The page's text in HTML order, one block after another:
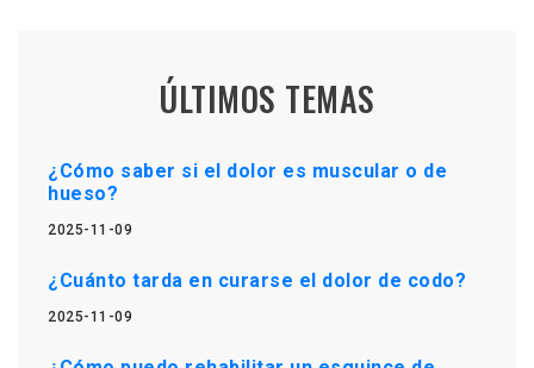
ÚLTIMOS TEMAS
¿Cómo saber si el dolor es muscular o de
hueso?
2025-11-09
¿Cuánto tarda en curarse el dolor de codo?
2025-11-09